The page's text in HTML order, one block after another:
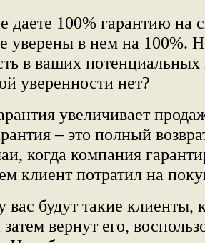
даете 100% гарантию на
уверены в нем на 100%.
в ваших потенциальных
уверенности нет?
увеличивает
– это полный
когда компания
клиент потратил на
вас будут такие клиенты,
затем вернут его,